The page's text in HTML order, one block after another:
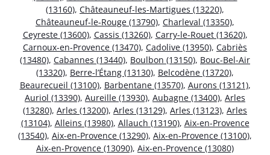
(13160), Châteauneuf-les-Martigues (13220),
Châteauneuf-le-Rouge (13790), Charleval (13350),
Ceyreste (13600), Cassis (13260), Carry-le-Rouet (13620),
Carnoux-en-Provence (13470), Cadolive (13950), Cabriès
(13480), Cabannes (13440), Boulbon (13150), Bouc-Bel-Air
(13320), Berre-l’Étang (13130), Belcodène (13720),
Beaurecueil (13100), Barbentane (13570), Aurons (13121),
Auriol (13390), Aureille (13930), Aubagne (13400), Arles
(13280), Arles (13200), Arles (13129), Arles (13123), Arles
(13104), Alleins (13980), Allauch (13190), Aix-en-Provence
(13540), Aix-en-Provence (13290), Aix-en-Provence (13100),
Aix-en-Provence (13090), Aix-en-Provence (13080)